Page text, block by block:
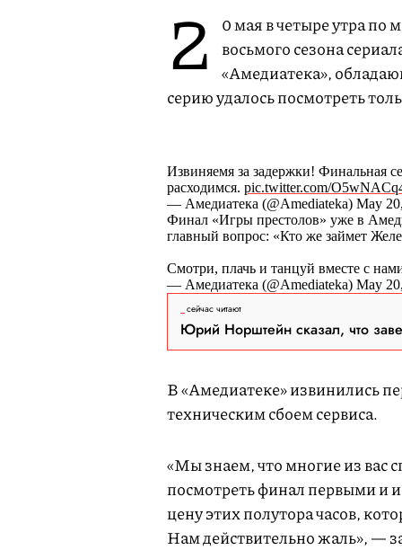
2
0 мая в четыре утра по
восьмого сезона
«Амедиатека»,
серию удалось посмотреть
Извиняемя за задержки! Финальная
расходимся. pic.twitter.com/
— Амедиатека (@Amediateka) May
Финал «Игры престолов» уже в
главный вопрос: «Кто же займет
Смотри, плачь и танцуй вместе с
— Амедиатека (@Amediateka) May
сейчас читают
Юрий Норштейн сказал, что
В «Амедиатеке» извинились
техническим сбоем сервиса.
«Мы знаем, что многие из вас
посмотреть финал первыми и
цену этих полутора часов,
Нам действительно жаль», —